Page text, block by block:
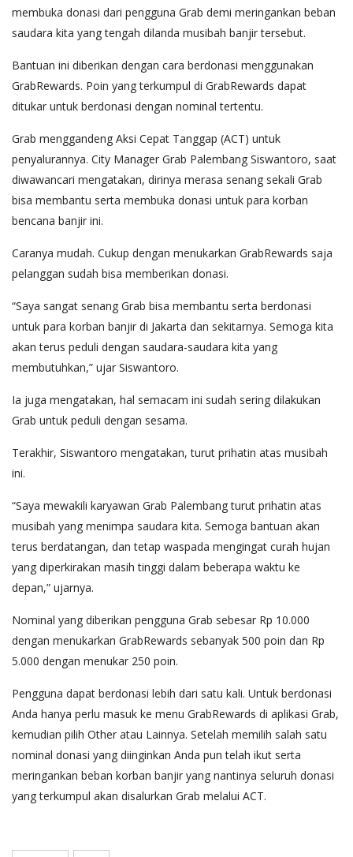
membuka donasi dari pengguna Grab demi meringankan beban
saudara kita yang tengah dilanda musibah banjir tersebut.
Bantuan ini diberikan dengan cara berdonasi menggunakan
GrabRewards. Poin yang terkumpul di GrabRewards dapat
ditukar untuk berdonasi dengan nominal tertentu.
Grab menggandeng Aksi Cepat Tanggap (ACT) untuk
penyalurannya. City Manager Grab Palembang Siswantoro, saat
diwawancari mengatakan, dirinya merasa senang sekali Grab
bisa membantu serta membuka donasi untuk para korban
bencana banjir ini.
Caranya mudah. Cukup dengan menukarkan GrabRewards saja
pelanggan sudah bisa memberikan donasi.
“Saya sangat senang Grab bisa membantu serta berdonasi
untuk para korban banjir di Jakarta dan sekitarnya. Semoga kita
akan terus peduli dengan saudara-saudara kita yang
membutuhkan,” ujar Siswantoro.
Ia juga mengatakan, hal semacam ini sudah sering dilakukan
Grab untuk peduli dengan sesama.
Terakhir, Siswantoro mengatakan, turut prihatin atas musibah
ini.
“Saya mewakili karyawan Grab Palembang turut prihatin atas
musibah yang menimpa saudara kita. Semoga bantuan akan
terus berdatangan, dan tetap waspada mengingat curah hujan
yang diperkirakan masih tinggi dalam beberapa waktu ke
depan,” ujarnya.
Nominal yang diberikan pengguna Grab sebesar Rp 10.000
dengan menukarkan GrabRewards sebanyak 500 poin dan Rp
5.000 dengan menukar 250 poin.
Pengguna dapat berdonasi lebih dari satu kali. Untuk berdonasi
Anda hanya perlu masuk ke menu GrabRewards di aplikasi Grab,
kemudian pilih Other atau Lainnya. Setelah memilih salah satu
nominal donasi yang diinginkan Anda pun telah ikut serta
meringankan beban korban banjir yang nantinya seluruh donasi
yang terkumpul akan disalurkan Grab melalui ACT.